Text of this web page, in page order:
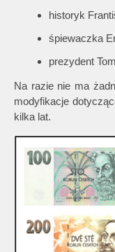
historyk
śpiewaczka
prezydent
Na razie nie ma
modyfikacje
kilka lat.